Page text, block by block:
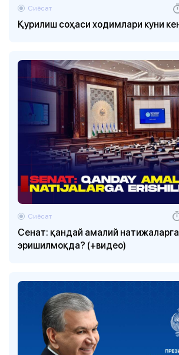
Қурилиш соҳаси ходимлари куни
Сиёсат
Сенат: қандай амалий натижаларга
эришилмоқда? (+видео)
Сиёсат